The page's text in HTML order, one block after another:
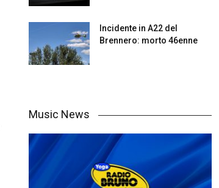
Incidente in A22 del
Brennero: morto 46enne
Music News